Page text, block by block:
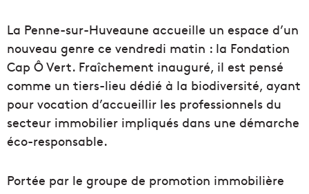
La Penne-sur-Huveaune accueille un espace d’un
nouveau genre ce vendredi matin : la Fondation
Cap Ô Vert. Fraîchement inauguré, il est pensé
comme un tiers-lieu dédié à la biodiversité, ayant
pour vocation d’accueillir les professionnels du
secteur immobilier impliqués dans une démarche
éco-responsable.
Portée par le groupe de promotion immobilière